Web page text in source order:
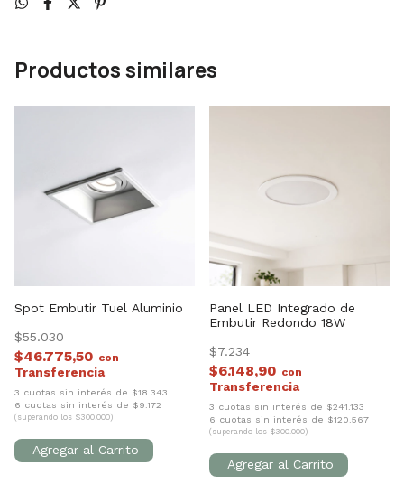
Productos similares
Spot Embutir Tuel Aluminio
$55.030
$46.775,50 con
3 cuotas sin interés de $18.343
6 cuotas sin interés de $9.172
(superando los $300.000)
Panel LED Integrado de
Embutir Redondo 18W
$7.234
$6.148,90 con
3 cuotas sin interés de $241.133
6 cuotas sin interés de $120.567
(superando los $300.000)